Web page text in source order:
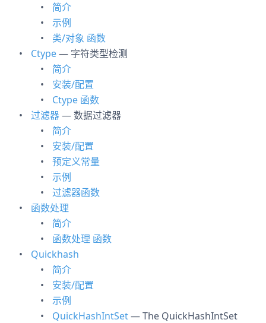
简介
示例
类/对象 函数
Ctype— 字符类型检测
简介
安装/配置
Ctype 函数
过滤器— 数据过滤器
简介
安装/配置
预定义常量
示例
过滤器函数
函数处理
简介
函数处理 函数
Quickhash
简介
安装/配置
示例
QuickHashIntSet— The QuickHashIntSet